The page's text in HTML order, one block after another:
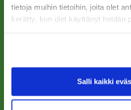
tietoja muihin tietoihin, joita olet
kerätty, kun olet käyttänyt heidän
Salli kaikki
Tarinagolf ry ja
Tarinagolf ry ja/tai
Sähköinen laskutus
Sähköinen laskutus